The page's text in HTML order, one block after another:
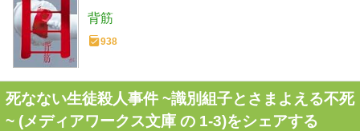
背筋
938
死なない生徒殺人事件 ~識別組子とさまよえる不死
~ (メディアワークス文庫 の 1-3)をシェアする